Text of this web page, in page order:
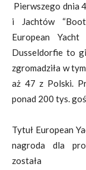
Pierwszego dnia
i Jachtów
European
Dusseldorfie to
zgromadziła w
aż 47 z Polski.
ponad 200 tys.
Tytuł European
nagroda dla
została